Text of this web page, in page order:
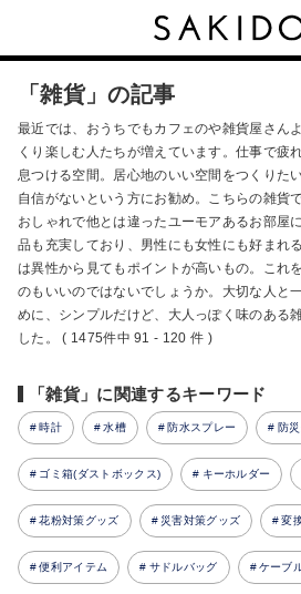
「雑貨」の記事
最近では、おうちでもカフェのや雑貨屋さん
くり楽しむ人たちが増えています。仕事で疲
息つける空間。居心地のいい空間をつくりた
自信がないという方にお勧め。こちらの雑貨
おしゃれで他とは違ったユーモアあるお部屋
品も充実しており、男性にも女性にも好まれ
は異性から見てもポイントが高いもの。これ
のもいいのではないでしょうか。大切な人と
めに、シンプルだけど、大人っぽく味のある
した。 ( 1475件中 91 - 120 件 )
「雑貨」に関連するキーワード
時計 水槽 防水スプレー 防
ゴミ箱(ダストボックス) キーホルダー
花粉対策グッズ 災害対策グッズ 変
便利アイテム サドルバッグ ケーブ